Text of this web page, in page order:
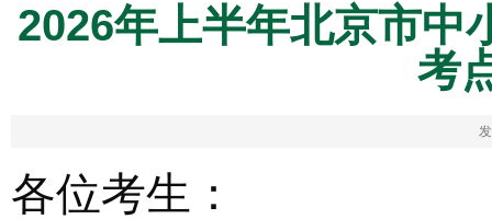
2026年上半年北京市中
考
各位考生：